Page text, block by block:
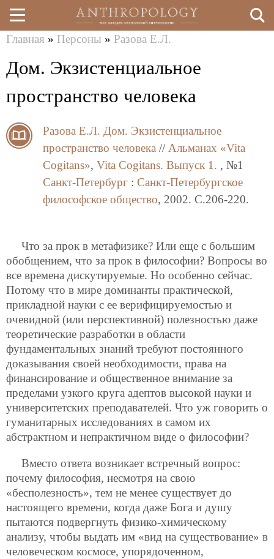
Перейти
к
здесь
Главная » Персоны » Разова Е.Л.
Дом. Экзистенциальное
пространство человека
Разова Е.Л. Дом. Экзистенциальное
пространство человека // Альманах «Vita
Cogitans», Vita Cogitans. Выпуск 1. , №1
Санкт-Петербург : Санкт-Петербургское
философское общество, 2002. C.206-220.
Что за прок в метафизике? Или еще с большим
обобщением, что за прок в философии? Вопросы во
все времена дискутируемые. Но особенно сейчас.
Потому что в мире доминанты практической,
прикладной науки с ее верифицируемостью и
очевидной (или перспективной) полезностью даже
теоретические разработки в области
фундаментальных знаний требуют постоянного
доказывания своей необходимости, права на
финансирование и общественное внимание за
пределами узкого круга адептов высокой науки и
университетских преподавателей. Что уж говорить о
гуманитарных исследованиях в самом их
абстрактном и непрактичном виде о философии?
Вместо ответа возникает встречный вопрос:
почему философия, несмотря на свою
«бесполезность», тем не менее существует до
настоящего времени, когда даже Бога и душу
пытаются подвергнуть физико-химическому
анализу, чтобы выдать им «вид на существование» в
человеческом космосе, упорядоченном,